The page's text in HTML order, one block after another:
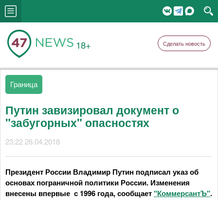
18+ Сделать новость
Граница
Путин завизировал документ о
"забугорных" опасностях
23:22 26.04.2018
Президент России Владимир Путин подписал указ об
основах пограничной политики России. Изменения
внесены впервые с 1996 года, сообщает"КоммерсантЪ".